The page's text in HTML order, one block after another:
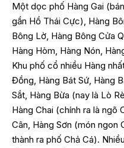
Một dọc phố Hàng Gai
gần Hồ Thái Cực), Hàng
Bông Lờ, Hàng Bông Cửa
Hàng Hòm, Hàng Nón,
Khu phố cổ nhiều Hàng
Đồng, Hàng Bát Sứ, Hàng
Sắt, Hàng Bừa (nay là Lò
Hàng Chai (chính ra là ngõ
Cân, Hàng Sơn (món ngon
thành ra phố Chả Cá).